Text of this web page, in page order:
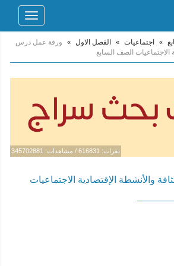
Toggle
» اجتماعيات » الفصل الاول »
ورقة عمل درس
الاجتماعيات الصف السابع
نقرات: 616831 / مشاهدات: 345702881
والأنشطة الإقتصادية الاجتماعيات